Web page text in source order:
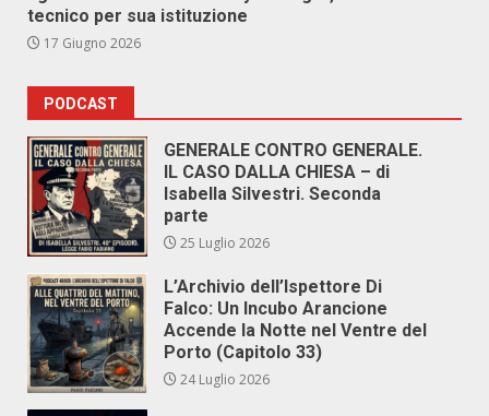
tecnico per sua istituzione
17 Giugno 2026
PODCAST
GENERALE CONTRO GENERALE.
IL CASO DALLA CHIESA – di
Isabella Silvestri. Seconda
parte
25 Luglio 2026
L’Archivio dell’Ispettore Di
Falco: Un Incubo Arancione
Accende la Notte nel Ventre del
Porto (Capitolo 33)
24 Luglio 2026